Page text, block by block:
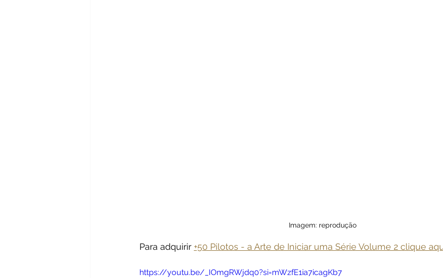
Imagem: reprodução
Para adquirir +50 Pilotos - a Arte de Iniciar uma Série Volume 2 clique
https://youtu.be/_IOmgRWjdq0?si=mWzfE1ia7icagKb7